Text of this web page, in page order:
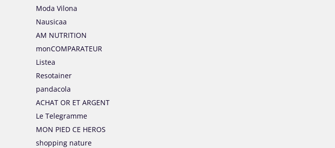
Moda Vilona
Nausicaa
AM NUTRITION
monCOMPARATEUR
Listea
Resotainer
pandacola
ACHAT OR ET ARGENT
Le Telegramme
MON PIED CE HEROS
shopping nature